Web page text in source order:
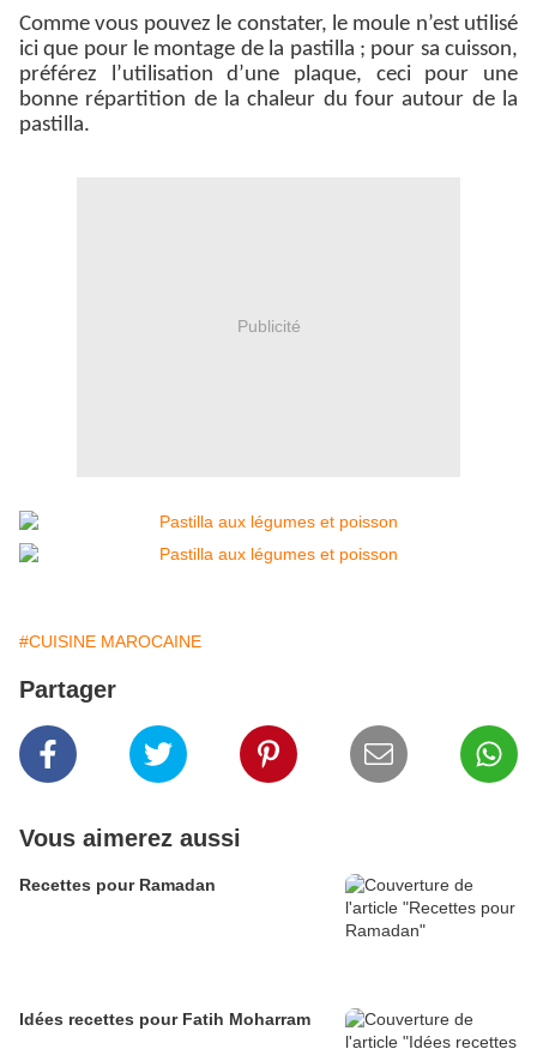
Comme vous pouvez le constater, le moule n’est utilisé
ici que pour le montage de la pastilla ; pour sa cuisson,
préférez l’utilisation d’une plaque, ceci pour une
bonne répartition de la chaleur du four autour de la
pastilla.
Publicité
#CUISINE MAROCAINE
Partager
Vous aimerez aussi
Recettes pour Ramadan
Idées recettes pour Fatih Moharram